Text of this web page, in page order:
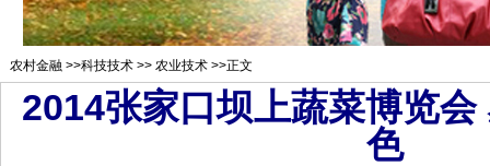
农村金融 >>科技技术 >> 农业技术 >>正文
2014张家口坝上蔬菜博览
色